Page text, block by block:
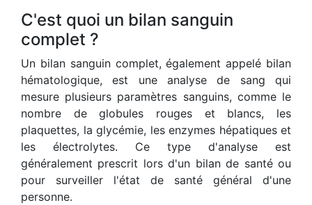
C'est quoi un bilan sanguin
complet ?
Un bilan sanguin complet, également appelé bilan
hématologique, est une analyse de sang qui
mesure plusieurs paramètres sanguins, comme le
nombre de globules rouges et blancs, les
plaquettes, la glycémie, les enzymes hépatiques et
les électrolytes. Ce type d'analyse est
généralement prescrit lors d'un bilan de santé ou
pour surveiller l'état de santé général d'une
personne.